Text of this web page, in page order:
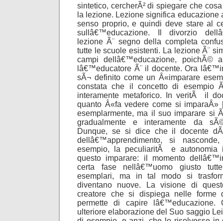
sintetico, cercherÃ² di spiegare che
la lezione. Lezione significa educazione
senso proprio, e quindi deve stare al
sullâ€™educazione. Il divorzio
lezione Ã¨ segno della completa
tutte le scuole esistenti. La lezione Ã¨
campi dellâ€™educazione, poichÃ©
lâ€™educatore Ã¨ il docente. Ora
sÃ¬ definito come un Â«imparare
constata che il concetto di esempio
interamente metaforico. In veritÃ il
quanto Â«fa vedere come si imparaÂ»
esemplarmente, ma il suo imparare si
gradualmente e interamente da
Dunque, se si dice che il docente
dellâ€™apprendimento, si
esempio, la peculiaritÃ e autonomia
questo imparare: il momento
certa fase nellâ€™uomo giusto
esemplari, ma in tal modo si
diventano nuove. La visione di
creatore che si dispiega nelle forme
permette di capire lâ€™educazione.
ulteriore elaborazione del Suo saggio